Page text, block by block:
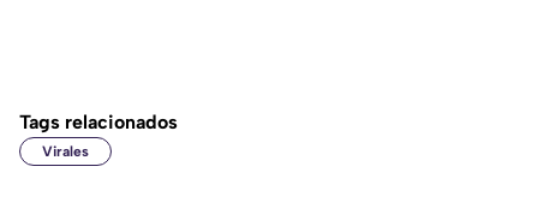
Tags relacionados
Virales